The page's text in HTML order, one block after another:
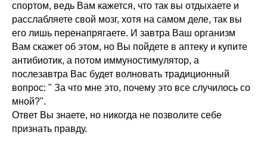
спортом, ведь Вам кажется, что так вы отдыхаете и
расслабляете свой мозг, хотя на самом деле, так вы
его лишь перенапрягаете. И завтра Ваш организм
Вам скажет об этом, но Вы пойдете в аптеку и купите
антибиотик, а потом иммуностимулятор, а
послезавтра Вас будет волновать традиционный
вопрос: " За что мне это, почему это все случилось со
мной?".
Ответ Вы знаете, но никогда не позволите себе
признать правду.
ПСИХОКИНЕТИКА
Узнать подробнее